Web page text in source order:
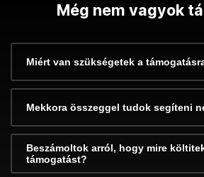
Még nem vagyok
Miért van szükségetek a
Mekkora összeggel tudok segíteni
Beszámoltok arról, hogy mire
támogatást?